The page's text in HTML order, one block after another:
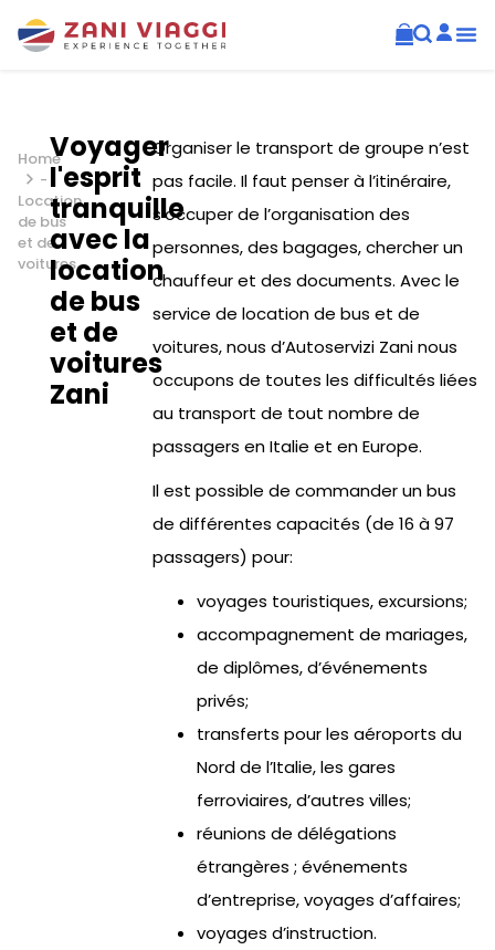
Home
-
Location
de bus
et de
voitures
Voyager
l'esprit
tranquille
avec la
location
de bus
et de
voitures
Zani
Organiser le transport de groupe n’est
pas facile. Il faut penser à l’itinéraire,
s’occuper de l’organisation des
personnes, des bagages, chercher un
chauffeur et des documents. Avec le
service de location de bus et de
voitures, nous d’Autoservizi Zani nous
occupons de toutes les difficultés liées
au transport de tout nombre de
passagers en Italie et en Europe.
Il est possible de commander un bus
de différentes capacités (de 16 à 97
passagers) pour:
voyages touristiques, excursions;
accompagnement de mariages,
de diplômes, d’événements
privés;
transferts pour les aéroports du
Nord de l’Italie, les gares
ferroviaires, d’autres villes;
réunions de délégations
étrangères ; événements
d’entreprise, voyages d’affaires;
voyages d’instruction.